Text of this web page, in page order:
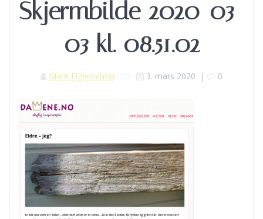
Skjermbilde 2020-03-
03 kl. 08.51.02
Marit Figenschou 3. mars 2020 | 0